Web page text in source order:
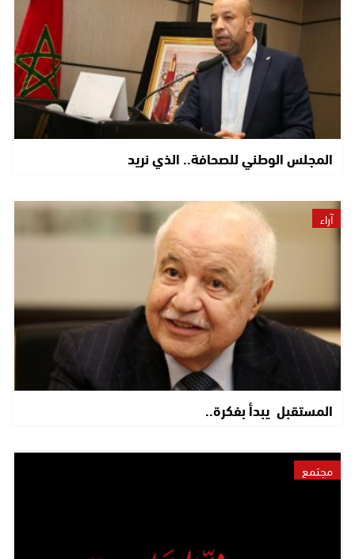
المجلس الوطني للصحافة.. الذي نريد
آراء
المستقبل يبدأ بفكرة..
مجتمع